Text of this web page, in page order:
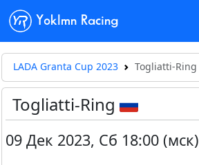
Yoklmn Racing
LADA Granta Cup 2023 Togliatti-Ring
Togliatti-Ring
09 Дек 2023, Сб 18:00 (мск)